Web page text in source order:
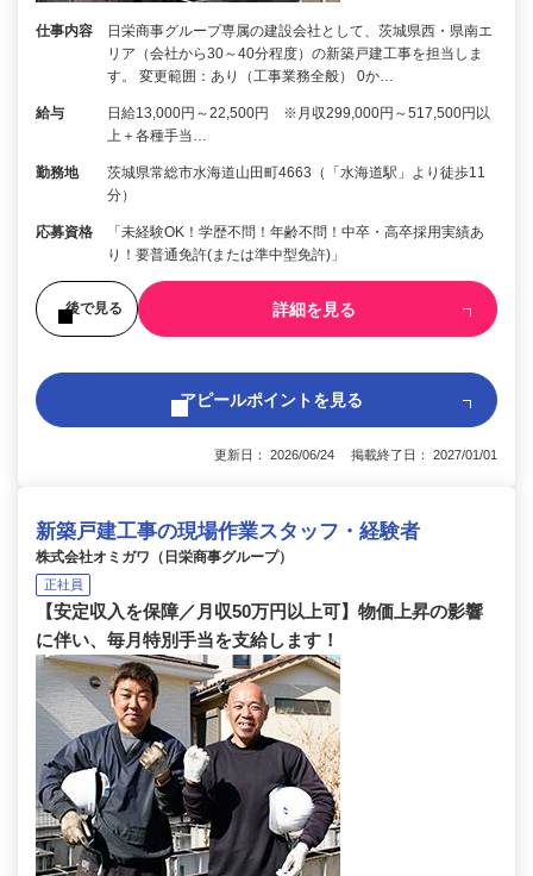
仕事内容
日栄商事グループ専属の建設会社として、茨城県西・県南エ
リア（会社から30～40分程度）の新築戸建工事を担当しま
す。 変更範囲：あり（工事業務全般） 0か…
給与
日給13,000円～22,500円 ※月収299,000円～517,500円以
上＋各種手当…
勤務地
茨城県常総市水海道山田町4663（「水海道駅」より徒歩11
分）
応募資格
「未経験OK！学歴不問！年齢不問！中卒・高卒採用実績あ
り！要普通免許(または準中型免許)」
後で見る 詳細を見る
アピールポイントを見る
更新日： 2026/06/24 掲載終了日： 2027/01/01
新築戸建工事の現場作業スタッフ・経験者
株式会社オミガワ（日栄商事グループ）
正社員
【安定収入を保障／月収50万円以上可】物価上昇の影響
に伴い、毎月特別手当を支給します！